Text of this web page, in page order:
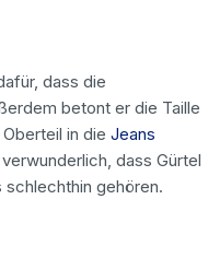
dass die
betont er die Taille
in die Jeans
dass Gürtel
gehören.